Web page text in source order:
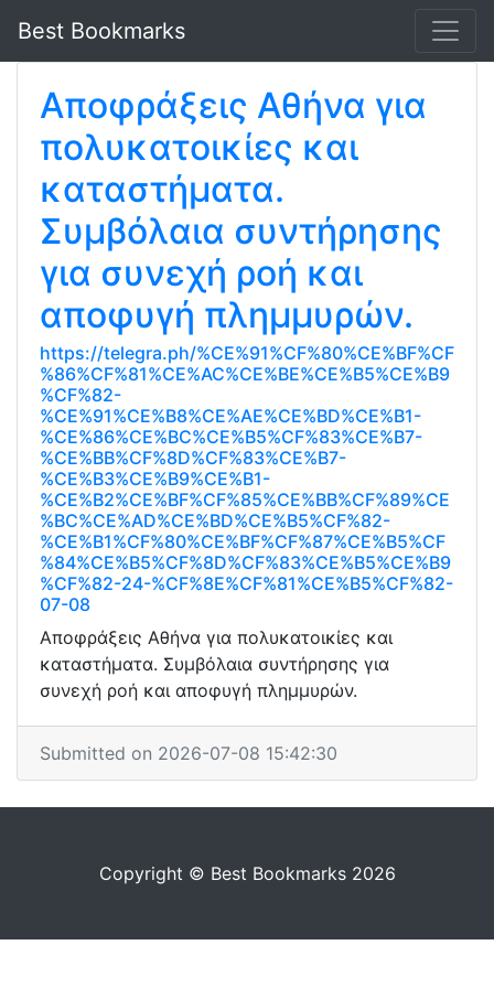
Best Bookmarks
Αποφράξεις Αθήνα για
πολυκατοικίες και
καταστήματα.
Συμβόλαια συντήρησης
για συνεχή ροή και
αποφυγή πλημμυρών.
https://telegra.ph/%CE%91%CF%80%CE%BF%CF
%86%CF%81%CE%AC%CE%BE%CE%B5%CE%B9
%CF%82-
%CE%91%CE%B8%CE%AE%CE%BD%CE%B1-
%CE%86%CE%BC%CE%B5%CF%83%CE%B7-
%CE%BB%CF%8D%CF%83%CE%B7-
%CE%B3%CE%B9%CE%B1-
%CE%B2%CE%BF%CF%85%CE%BB%CF%89%CE
%BC%CE%AD%CE%BD%CE%B5%CF%82-
%CE%B1%CF%80%CE%BF%CF%87%CE%B5%CF
%84%CE%B5%CF%8D%CF%83%CE%B5%CE%B9
%CF%82-24-%CF%8E%CF%81%CE%B5%CF%82-
07-08
Αποφράξεις Αθήνα για πολυκατοικίες και
καταστήματα. Συμβόλαια συντήρησης για
συνεχή ροή και αποφυγή πλημμυρών.
Submitted on 2026-07-08 15:42:30
Copyright © Best Bookmarks 2026